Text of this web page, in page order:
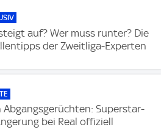
auf? Wer muss runter? Die
der Zweitliga-Experten
Abgangsgerüchten: Superstar-
bei Real offiziell